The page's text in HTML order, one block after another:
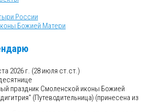
России
Божией Матери
2026 г. (28 июля ст.ст.)
Смоленской иконы Божией
(Путеводительница) (принесена из